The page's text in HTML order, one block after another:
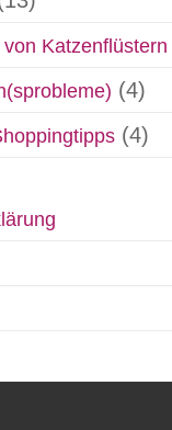
Katzenflüstern
(4)
(4)